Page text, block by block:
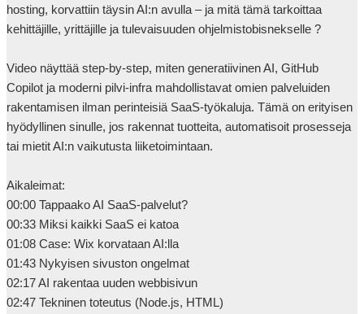
hosting, korvattiin täysin AI:n avulla – ja mitä tämä tarkoittaa
kehittäjille, yrittäjille ja tulevaisuuden ohjelmistobisnekselle ?
Video näyttää step-by-step, miten generatiivinen AI, GitHub
Copilot ja moderni pilvi-infra mahdollistavat omien palveluiden
rakentamisen ilman perinteisiä SaaS-työkaluja. Tämä on erityisen
hyödyllinen sinulle, jos rakennat tuotteita, automatisoit prosesseja
tai mietit AI:n vaikutusta liiketoimintaan.
Aikaleimat:
00:00 Tappaako AI SaaS-palvelut?
00:33 Miksi kaikki SaaS ei katoa
01:08 Case: Wix korvataan AI:lla
01:43 Nykyisen sivuston ongelmat
02:17 AI rakentaa uuden webbisivun
02:47 Tekninen toteutus (Node.js, HTML)